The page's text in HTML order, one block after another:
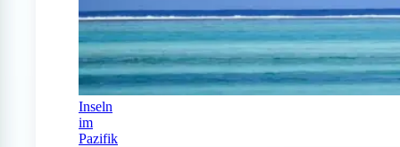
Inseln
im
Pazifik